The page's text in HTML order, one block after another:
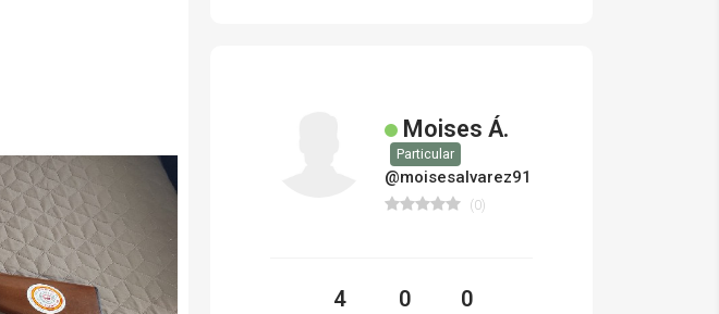
Moises Á.
Particular
@moisesalvarez91
(0)
4 0 0